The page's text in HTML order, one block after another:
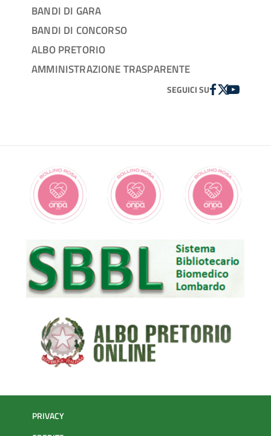
BANDI DI GARA
BANDI DI CONCORSO
ALBO PRETORIO
AMMINISTRAZIONE TRASPARENTE
SEGUICI SUFACEBOOK
TWITTER
YOUTUBE
PRIVACY